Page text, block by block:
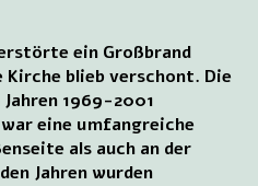
ein Großbrand
Kirche blieb verschont. Die
1969-2001
eine umfangreiche
als auch an der
Jahren wurden